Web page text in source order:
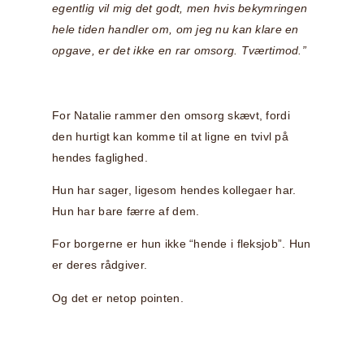
egentlig vil mig det godt, men hvis bekymringen
hele tiden handler om, om jeg nu kan klare en
opgave, er det ikke en rar omsorg. Tværtimod.”
For Natalie rammer den omsorg skævt, fordi
den hurtigt kan komme til at ligne en tvivl på
hendes faglighed.
Hun har sager, ligesom hendes kollegaer har.
Hun har bare færre af dem.
For borgerne er hun ikke “hende i fleksjob”. Hun
er deres rådgiver.
Og det er netop pointen.